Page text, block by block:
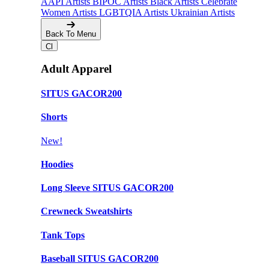
Women Artists LGBTQIA Artists Ukrainian Artists
Back To Menu
Adult Apparel
SITUS GACOR200
Shorts
New!
Hoodies
Long Sleeve SITUS GACOR200
Crewneck Sweatshirts
Tank Tops
Baseball SITUS GACOR200